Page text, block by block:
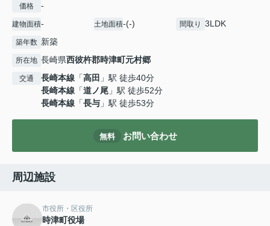
価格 -
建物面積- 土地面積-(-) 間取り 3LDK
築年数 新築
所在地 長崎県西彼杵郡時津町元村郷
交通 長崎本線 「高田 」駅 徒歩40分
長崎本線 「道ノ尾 」駅 徒歩52分
長崎本線 「長与 」駅 徒歩53分
無料 お問い合わせ
周辺施設
市役所・区役所
時津町役場